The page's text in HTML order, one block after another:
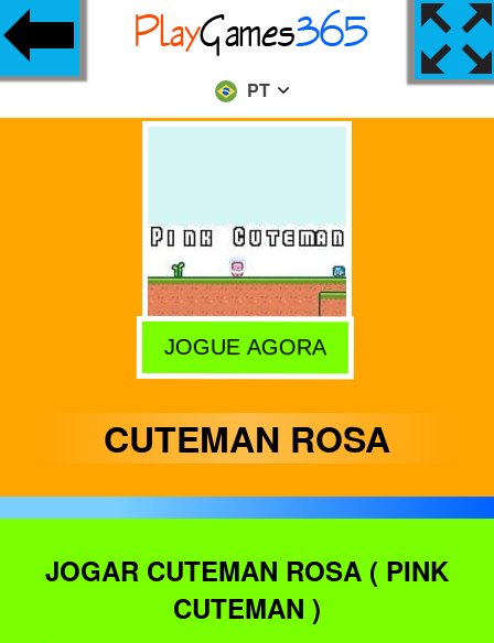
PT
JOGUE AGORA
CUTEMAN ROSA
JOGAR CUTEMAN ROSA ( PINK
CUTEMAN )